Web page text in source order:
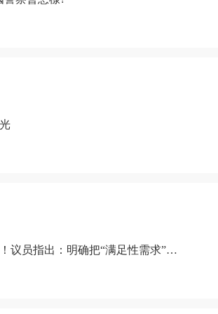
议员指出：明确把“满足性需求”排